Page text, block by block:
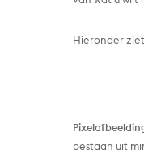
Hieronder
bestaan uit